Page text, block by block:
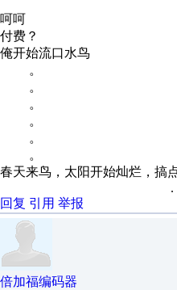
呵呵
付费？
俺开始流口水鸟
。
。
。
。
。
。
春天来鸟，太阳开始灿烂，搞
.
回复 引用 举报
倍加福编码器